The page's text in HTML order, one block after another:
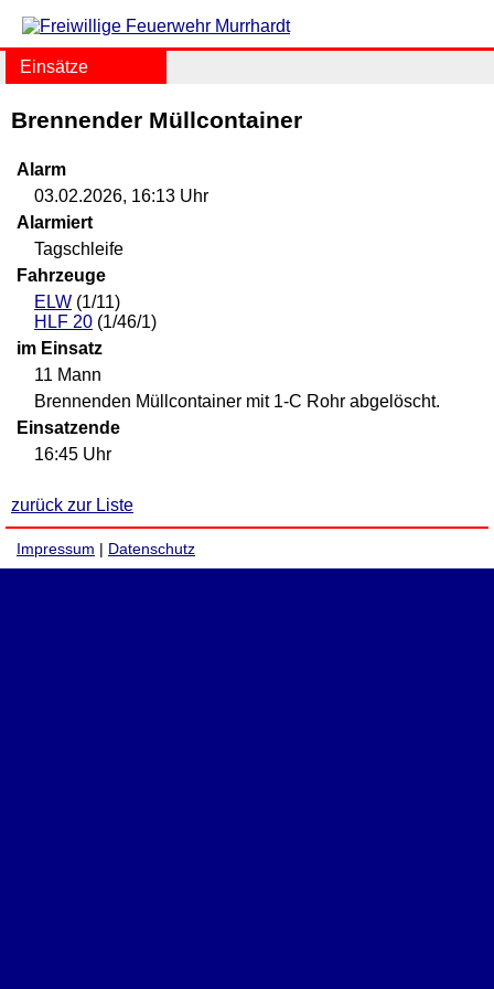
Einsätze
Brennender Müllcontainer
Alarm
03.02.2026, 16:13 Uhr
Alarmiert
Tagschleife
Fahrzeuge
ELW (1/11)
HLF 20 (1/46/1)
im Einsatz
11 Mann
Brennenden Müllcontainer mit 1-C Rohr abgelöscht.
Einsatzende
16:45 Uhr
zurück zur Liste
Impressum | Datenschutz